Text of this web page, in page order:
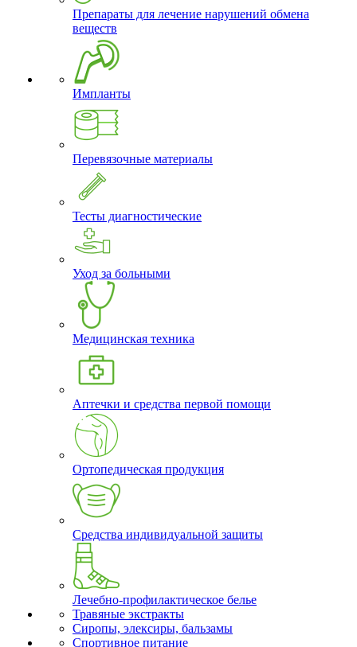
Препараты для лечение нарушений обмена
веществ
Импланты
Перевязочные материалы
Тесты диагностические
Уход за больными
Медицинская техника
Аптечки и средства первой помощи
Ортопедическая продукция
Средства индивидуальной защиты
Лечебно-профилактическое белье
Травяные экстракты
Сиропы, элексиры, бальзамы
Спортивное питание